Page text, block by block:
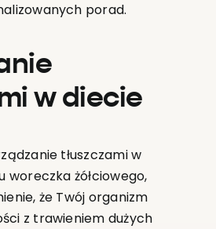
porad.
w diecie
tłuszczami w
woreczka żółciowego,
że Twój organizm
z trawieniem dużych